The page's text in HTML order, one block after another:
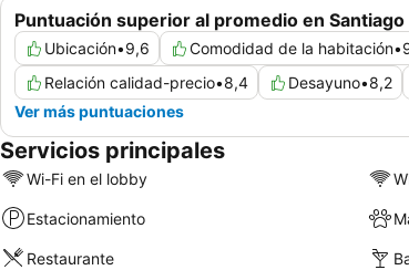
Puntuación superior al promedio en Santiago
Ubicación•9,6 Comodidad de la habitación•
Relación calidad-precio•8,4 Desayuno•8,2
Ver más puntuaciones
Servicios principales
Wi-Fi en el lobby
Estacionamiento
Restaurante